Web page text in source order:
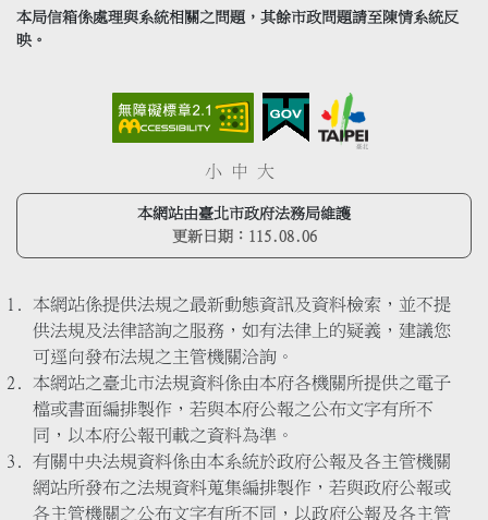
本局信箱係處理與系統相關之問題，其餘市政問題請至陳情系統反
映。
小 中 大
本網站由臺北市政府法務局維護
更新日期： 115.08.06
本網站係提供法規之最新動態資訊及資料檢索，並不提
供法規及法律諮詢之服務，如有法律上的疑義，建議您
可逕向發布法規之主管機關洽詢。
本網站之臺北市法規資料係由本府各機關所提供之電子
檔或書面編排製作，若與本府公報之公布文字有所不
同，以本府公報刊載之資料為準。
有關中央法規資料係由本系統於政府公報及各主管機關
網站所發布之法規資料蒐集編排製作，若與政府公報或
各主管機關之公布文字有所不同，以政府公報及各主管